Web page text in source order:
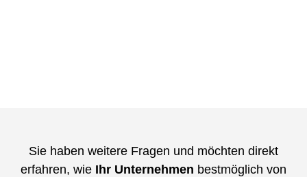
Sie haben weitere Fragen und möchten direkt
erfahren, wie Ihr Unternehmen bestmöglich von